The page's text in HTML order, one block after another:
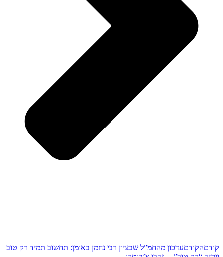
קודםהקודםעדכון מהחמ”ל שבציון רבי נחמן באומן: תחשוב תמיד רק טוב